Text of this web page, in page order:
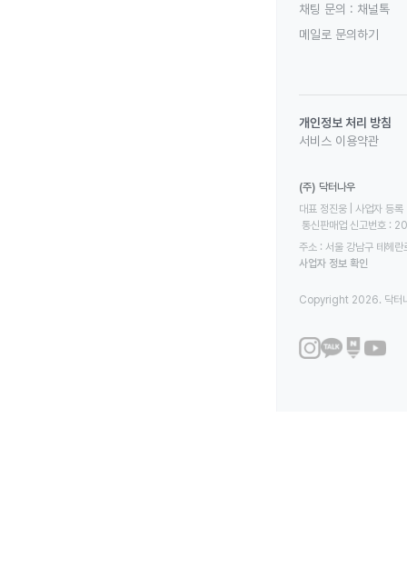
채팅 문의 : 채널톡
메일로 문의하기
개인정보 처리 방침
서비스 이용약관
(주) 닥터나우
대표 정진웅 | 사업자
통신판매업 신고번호
주소 : 서울 강남구 테헤
사업자 정보 확인
Copyright 2026. 닥터